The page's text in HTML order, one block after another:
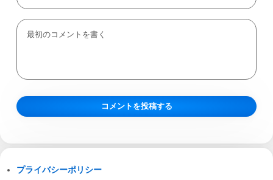
プライバシーポリシー